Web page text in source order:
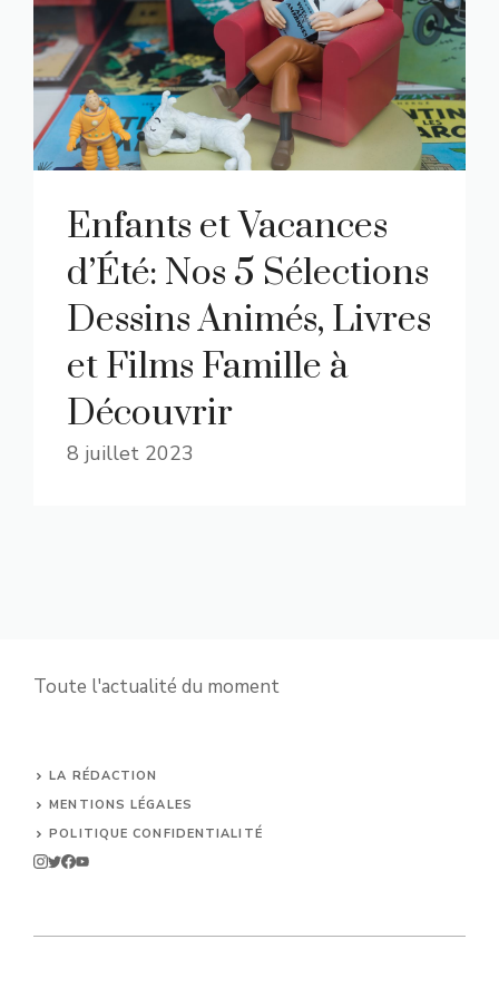
Enfants et Vacances
d’Été: Nos 5 Sélections
Dessins Animés, Livres
et Films Famille à
Découvrir
8 juillet 2023
Toute l'actualité du moment
LA RÉDACTION
MENTIONS LÉGALES
POLITIQUE CONFIDENTIALITÉ